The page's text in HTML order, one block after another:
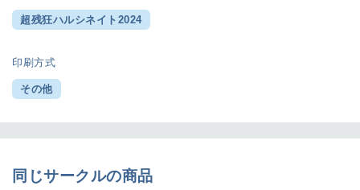
超残狂ハルシネイト2024
印刷方式
その他
同じサークルの商品